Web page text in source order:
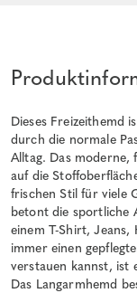
Dieses Freizeithemd
durch die normale
Alltag. Das
auf die
frischen Stil für viele
betont die sportliche
einem T-Shirt,
immer einen
verstauen kannst, ist
Das Langarmhemd